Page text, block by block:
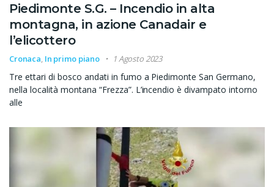
Piedimonte S.G. – Incendio in alta
montagna, in azione Canadair e
l’elicottero
Cronaca, In primo piano 1 Agosto 2023
Tre ettari di bosco andati in fumo a Piedimonte San Germano,
nella località montana “Frezza”. L’incendio è divampato intorno
alle